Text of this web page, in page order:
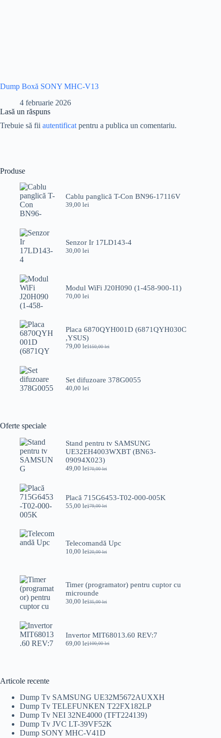
Dump Boxă SONY MHC-V13
4 februarie 2026
Lasă un răspuns
Trebuie să fii autentificat pentru a publica un comentariu.
Produse
Cablu panglică T-Con BN96-17116V
39,00 lei
Senzor Ir 17LD143-4
30,00 lei
Modul WiFi J20H090 (1-458-900-11)
70,00 lei
Placa 6870QYH001D (6871QYH030C
,YSUS)
150,00lei
Prețul
150,00 lei.
79,00 leiPrețul
Set difuzoare 378G0055
40,00 lei
Oferte speciale
Stand pentru tv SAMSUNG
UE32EH4003WXBT (BN63-
09094X023)
70,00lei
Prețul
fost:
70,00 lei.
49,00 leiPrețul
49,00 lei.
Placă 715G6453-T02-000-005K
79,00lei
Prețul
79,00 lei.
55,00 leiPrețul
Telecomandă Upc
20,00lei
Prețul
20,00 lei.
10,00 leiPrețul
Timer (programator) pentru cuptor cu
microunde
35,00lei
Prețul
35,00 lei.
30,00 leiPrețul
Invertor MIT68013.60 REV:7
100,00lei
Prețul
69,00 leiPrețul
Articole recente
Dump Tv SAMSUNG UE32M5672AUXXH
Dump Tv TELEFUNKEN T22FX182LP
Dump Tv NEI 32NE4000 (TFT224139)
Dump Tv JVC LT-39VF52K
Dump SONY MHC-V41D